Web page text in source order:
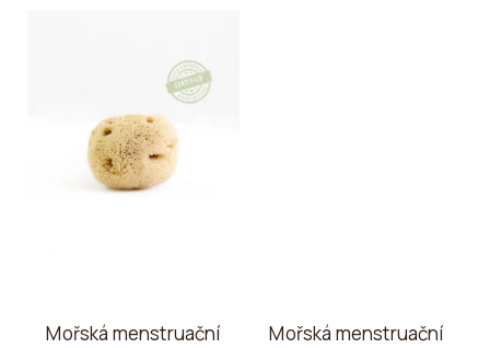
Mořská menstruační
Mořská menstruační